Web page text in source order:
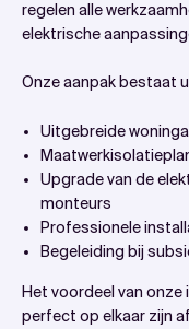
regelen alle
elektrische
Onze aanpak bestaat
Uitgebreide
Upgrade van de
monteurs
Professionele
Begeleiding bij
Het voordeel van
perfect op elkaar zijn